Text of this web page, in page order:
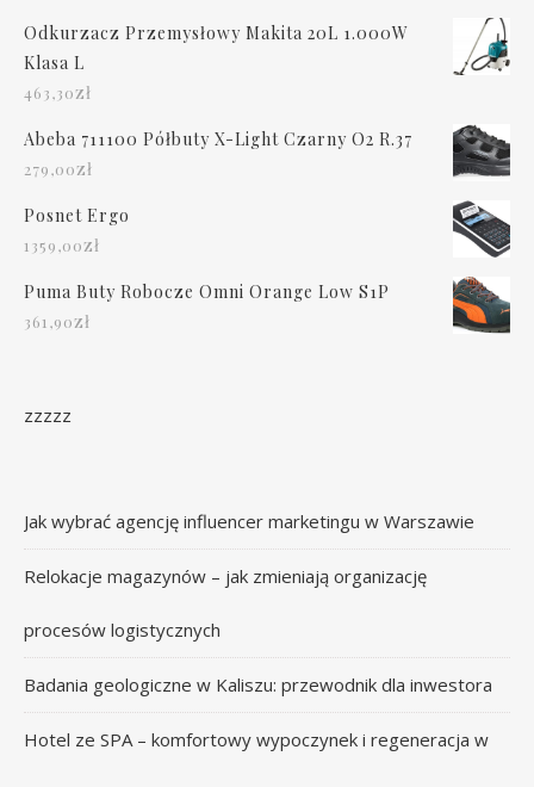
Odkurzacz Przemysłowy Makita 20L 1.000W
Klasa L
463,30zł
Abeba 711100 Półbuty X-Light Czarny O2 R.37
279,00zł
Posnet Ergo
1359,00zł
Puma Buty Robocze Omni Orange Low S1P
361,90zł
zzzzz
Jak wybrać agencję influencer marketingu w Warszawie
Relokacje magazynów – jak zmieniają organizację
procesów logistycznych
Badania geologiczne w Kaliszu: przewodnik dla inwestora
Hotel ze SPA – komfortowy wypoczynek i regeneracja w